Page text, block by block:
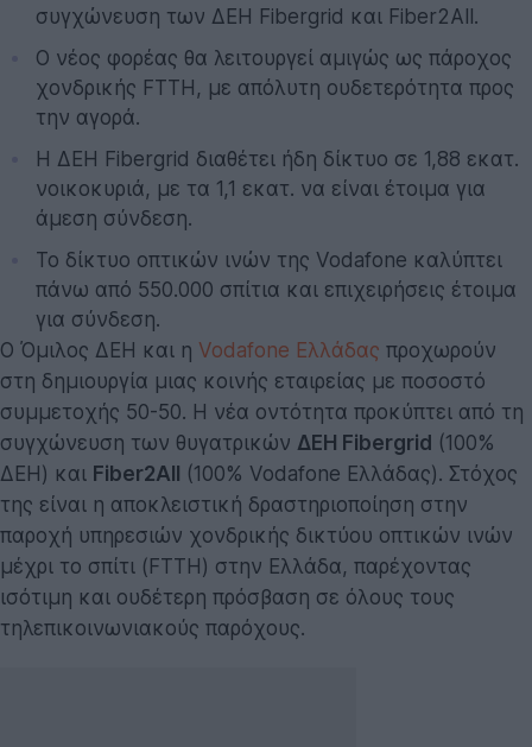
συγχώνευση των ΔΕΗ Fibergrid και Fiber2All.
Ο νέος φορέας θα λειτουργεί αμιγώς ως πάροχος
χονδρικής FTTH, με απόλυτη ουδετερότητα προς
την αγορά.
Η ΔΕΗ Fibergrid διαθέτει ήδη δίκτυο σε 1,88 εκατ.
νοικοκυριά, με τα 1,1 εκατ. να είναι έτοιμα για
άμεση σύνδεση.
Το δίκτυο οπτικών ινών της Vodafone καλύπτει
πάνω από 550.000 σπίτια και επιχειρήσεις έτοιμα
για σύνδεση.
Ο Όμιλος ΔΕΗ και η Vodafone Ελλάδας προχωρούν
στη δημιουργία μιας κοινής εταιρείας με ποσοστό
συμμετοχής 50-50. Η νέα οντότητα προκύπτει από τη
συγχώνευση των θυγατρικών ΔΕΗ Fibergrid (100%
ΔΕΗ) και Fiber2All (100% Vodafone Ελλάδας). Στόχος
της είναι η αποκλειστική δραστηριοποίηση στην
παροχή υπηρεσιών χονδρικής δικτύου οπτικών ινών
μέχρι το σπίτι (FTTH) στην Ελλάδα, παρέχοντας
ισότιμη και ουδέτερη πρόσβαση σε όλους τους
τηλεπικοινωνιακούς παρόχους.